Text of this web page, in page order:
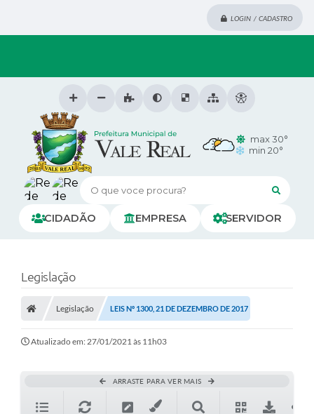
LOGIN / CADASTRO
O que voce procura?
CIDADÃO EMPRESA SERVIDOR
max 30°
min 20°
Legislação
Legislação LEIS Nº 1300, 21 DE DEZEMBRO DE 2017
Atualizado em: 27/01/2021 às 11h03
ARRASTE PARA VER MAIS